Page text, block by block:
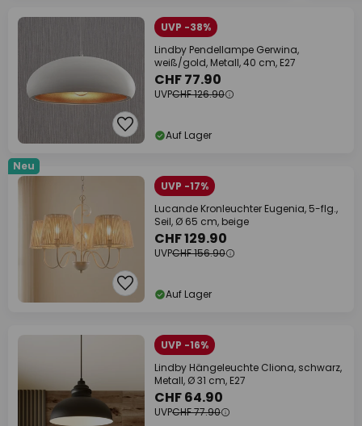
UVP -38%
Lindby Pendellampe Gerwina,
weiß/gold, Metall, 40 cm, E27
CHF 77.90
UVPCHF 126.90
Auf Lager
Neu
UVP -17%
Lucande Kronleuchter Eugenia, 5-flg.,
Seil, Ø 65 cm, beige
CHF 129.90
UVPCHF 156.90
Auf Lager
UVP -16%
Lindby Hängeleuchte Cliona, schwarz,
Metall, Ø 31 cm, E27
CHF 64.90
UVPCHF 77.90